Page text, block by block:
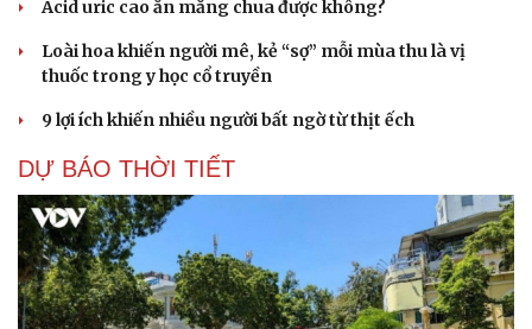
Acid uric cao ăn măng chua được không?
Loài hoa khiến người mê, kẻ “sợ” mỗi mùa thu là vị
thuốc trong y học cổ truyền
9 lợi ích khiến nhiều người bất ngờ từ thịt ếch
DỰ BÁO THỜI TIẾT